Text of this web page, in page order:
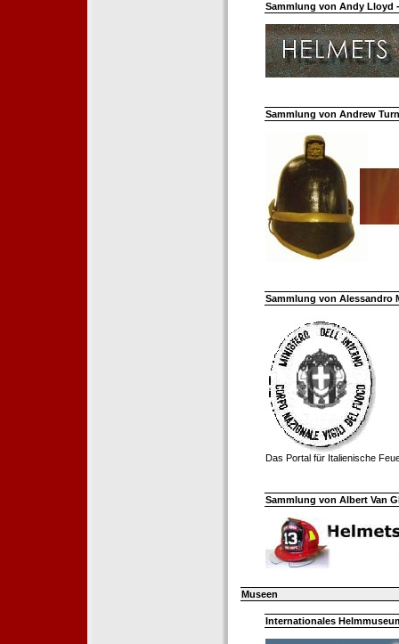
Sammlung von Andy Lloyd
Sammlung von Andrew
Sammlung von Alessandro
Das Portal für Italienische
Sammlung von Albert Van
Museen
Internationales